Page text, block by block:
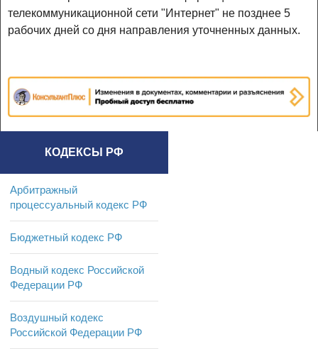
телекоммуникационной сети "Интернет" не позднее 5
рабочих дней со дня направления уточненных данных.
КОДЕКСЫ РФ
Арбитражный
процессуальный кодекс РФ
Бюджетный кодекс РФ
Водный кодекс Российской
Федерации РФ
Воздушный кодекс
Российской Федерации РФ